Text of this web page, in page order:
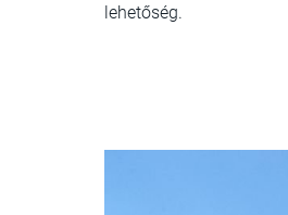
lehetőség.